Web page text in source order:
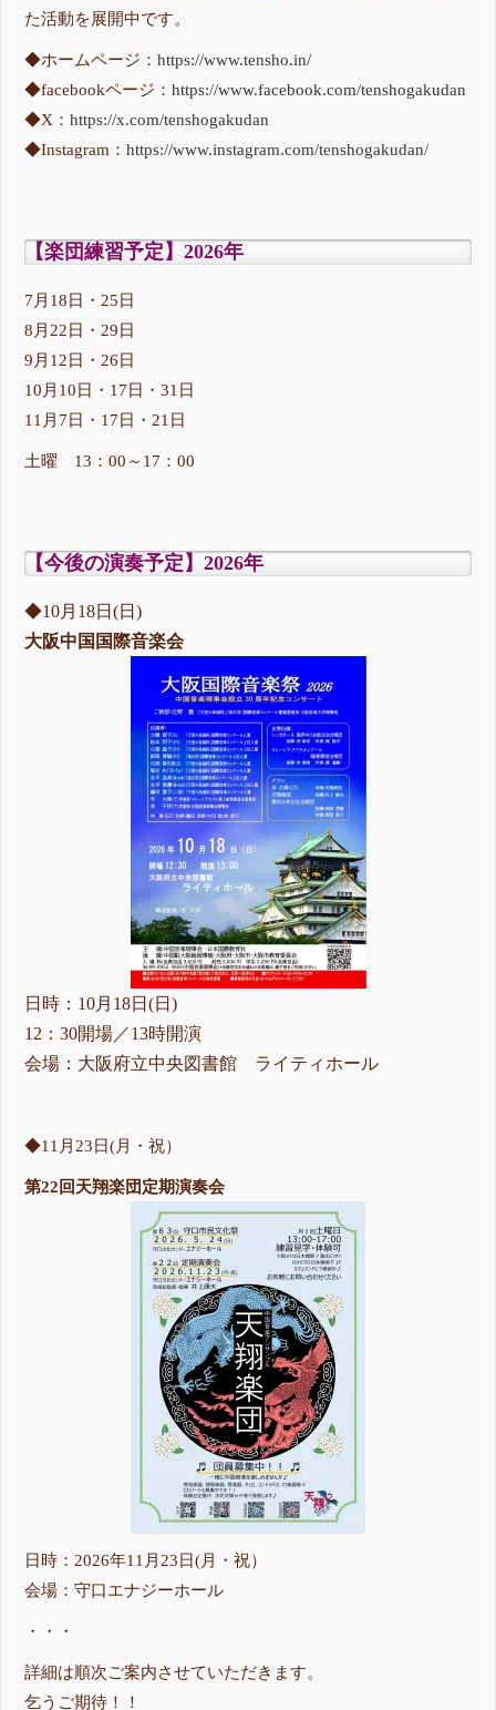
た活動を展開中です。
◆ホームページ：https://www.tensho.in/
◆facebookページ：https://www.facebook.com/tenshogakudan
◆X：https://x.com/tenshogakudan
◆Instagram：https://www.instagram.com/tenshogakudan/
【楽団練習予定】2026年
7月18日・25日
8月22日・29日
9月12日・26日
10月10日・17日・31日
11月7日・17日・21日
土曜 13：00～17：00
【今後の演奏予定】2026年
◆10月18日(日)
大阪中国国際音楽会
日時：10月18日(日)
12：30開場／13時開演
会場：大阪府立中央図書館 ライティホール
◆11月23日(月・祝）
第22回天翔楽団定期演奏会
日時：2026年11月23日(月・祝）
会場：守口エナジーホール
・・・
詳細は順次ご案内させていただきます。
乞うご期待！！